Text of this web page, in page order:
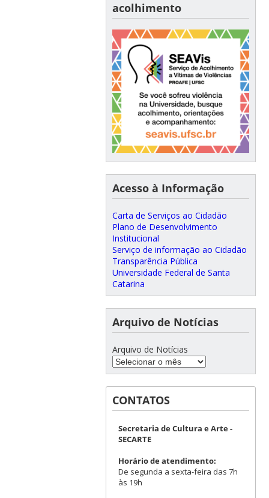
acolhimento
Acesso à Informação
Carta de Serviços ao Cidadão
Plano de Desenvolvimento
Institucional
Serviço de informação ao Cidadão
Transparência Pública
Universidade Federal de Santa
Catarina
Arquivo de Notícias
Arquivo de Notícias
CONTATOS
Secretaria de Cultura e Arte -
SECARTE
Horário de atendimento:
De segunda a sexta-feira das 7h
às 19h